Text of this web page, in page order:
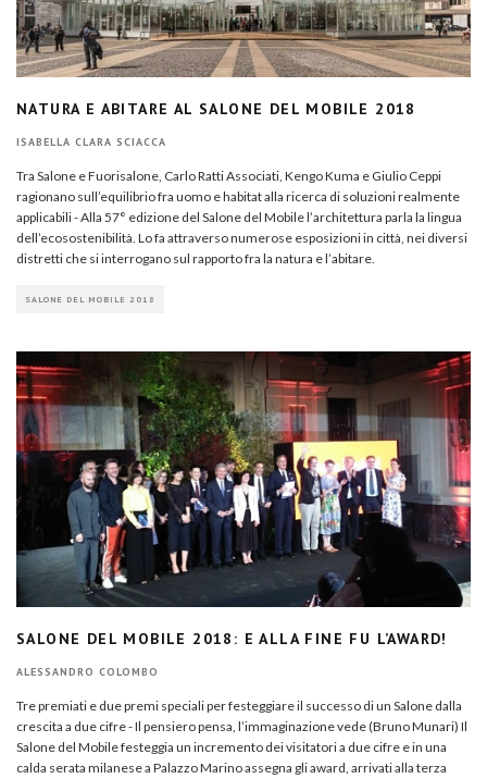
NATURA E ABITARE AL SALONE DEL MOBILE 2018
ISABELLA CLARA SCIACCA
Tra Salone e Fuorisalone, Carlo Ratti Associati, Kengo Kuma e Giulio Ceppi
ragionano sull’equilibrio fra uomo e habitat alla ricerca di soluzioni realmente
applicabili - Alla 57° edizione del Salone del Mobile l’architettura parla la lingua
dell’ecosostenibilità. Lo fa attraverso numerose esposizioni in città, nei diversi
distretti che si interrogano sul rapporto fra la natura e l’abitare.
SALONE DEL MOBILE 2018
SALONE DEL MOBILE 2018: E ALLA FINE FU L’AWARD!
ALESSANDRO COLOMBO
Tre premiati e due premi speciali per festeggiare il successo di un Salone dalla
crescita a due cifre - Il pensiero pensa, l’immaginazione vede (Bruno Munari) Il
Salone del Mobile festeggia un incremento dei visitatori a due cifre e in una
calda serata milanese a Palazzo Marino assegna gli award, arrivati alla terza